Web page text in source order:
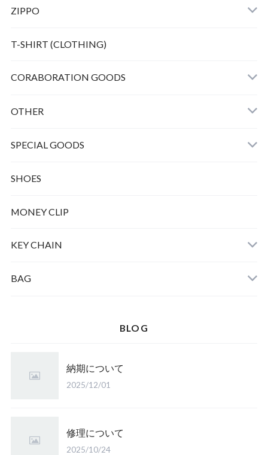
Bunny peanuts + Chain
ZIPPO
T-SHIRT (CLOTHING)
CORABORATION GOODS
OTHER
SPECIAL GOODS
SHOES
MONEY CLIP
KEY CHAIN
BAG
BLOG
納期について
2025/12/01
修理について
2025/10/24